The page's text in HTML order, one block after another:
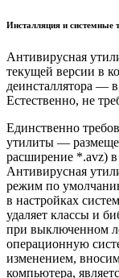
Инсталляция и системные
Антивирусная
текущей версии в
деинсталлятора —
Естественно, не
Единственно
утилиты —
расширение *.avz)
Антивирусная
режим по
в настройках
удаляет классы и
при выключенном
операционную
изменением,
компьютера,